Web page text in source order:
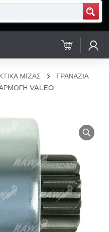
ΜΙΖΑΣ
ΓΡΑΝΑΖΙΑ
VALEO